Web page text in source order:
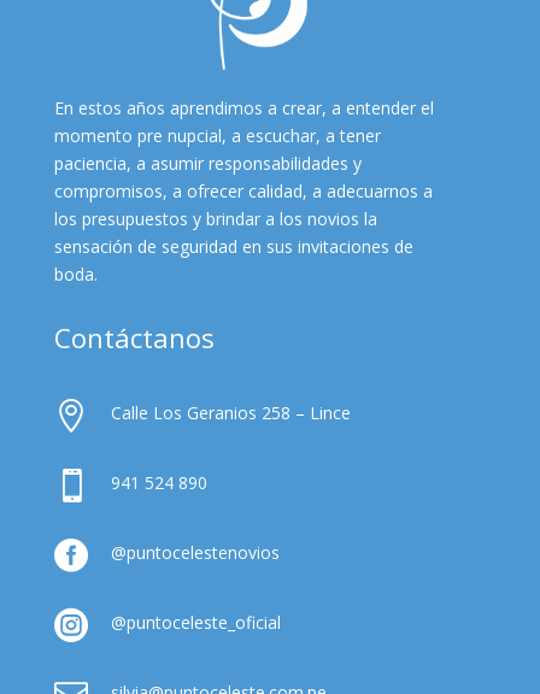
En estos años aprendimos a crear, a entender el
momento pre nupcial, a escuchar, a tener
paciencia, a asumir responsabilidades y
compromisos, a ofrecer calidad, a adecuarnos a
los presupuestos y brindar a los novios la
sensación de seguridad en sus invitaciones de
boda.
Contáctanos
 Calle Los Geranios 258 – Lince
 941 524 890
 @puntocelestenovios
 @puntoceleste_oficial